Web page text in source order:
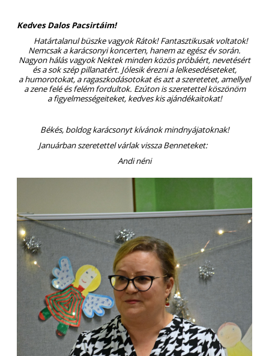
Kedves Dalos Pacsirtáim!
Határtalanul büszke vagyok Rátok! Fantasztikusak voltatok!
Nemcsak a karácsonyi koncerten, hanem az egész év során.
Nagyon hálás vagyok Nektek minden közös próbáért, nevetésért
és a sok szép pillanatért. Jólesik érezni a lelkesedéseteket,
a humorotokat, a ragaszkodásotokat és azt a szeretetet, amellyel
a zene felé és felém fordultok. Ezúton is szeretettel köszönöm
a figyelmességeiteket, kedves kis ajándékaitokat!
Békés, boldog karácsonyt kívánok mindnyájatoknak!
Januárban szeretettel várlak vissza Benneteket:
Andi néni